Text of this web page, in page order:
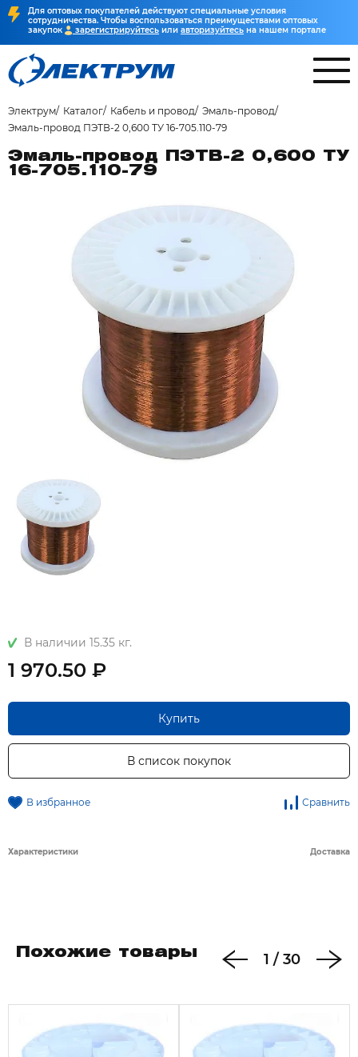
Для оптовых покупателей действуют специальные условия
сотрудничества. Чтобы воспользоваться преимуществами оптовых
закупок
зарегистрируйтесь или авторизуйтесь на нашем портале
Электрум Каталог Кабель и провод Эмаль-провод
Эмаль-провод ПЭТВ-2 0,600 ТУ 16-705.110-79
Эмаль-провод ПЭТВ-2 0,600 ТУ
16-705.110-79
В наличии 15.35 кг.
1 970.50 ₽
Купить
В список покупок
В избранное Сравнить
Характеристики Доставка
Похожие товары 1 / 30